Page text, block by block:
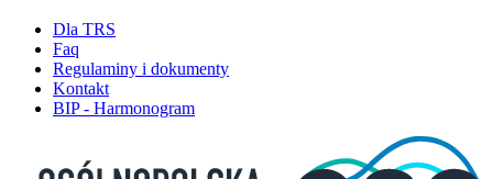
Dla TRS
Faq
Regulaminy i dokumenty
Kontakt
BIP - Harmonogram